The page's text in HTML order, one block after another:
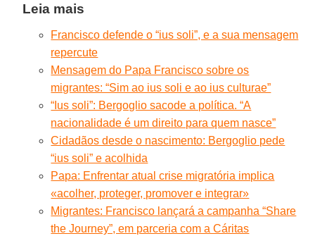
Leia mais
Francisco defende o “ius soli”, e a sua mensagem
repercute
Mensagem do Papa Francisco sobre os
migrantes: “Sim ao ius soli e ao ius culturae”
“Ius soli”: Bergoglio sacode a política. “A
nacionalidade é um direito para quem nasce”
Cidadãos desde o nascimento: Bergoglio pede
“ius soli” e acolhida
Papa: Enfrentar atual crise migratória implica
«acolher, proteger, promover e integrar»
Migrantes: Francisco lançará a campanha “Share
the Journey”, em parceria com a Cáritas